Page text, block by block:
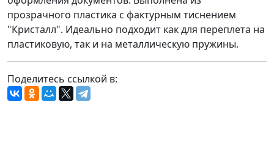
прозрачного пластика с фактурным тиснением
"Кристалл". Идеально подходит как для переплета на
пластиковую, так и на металлическую пружины.
Поделитесь ссылкой в: